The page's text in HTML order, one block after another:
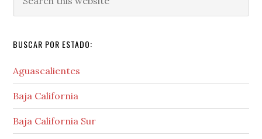
this
BUSCAR POR ESTADO:
Aguascalientes
Baja California
Baja California Sur